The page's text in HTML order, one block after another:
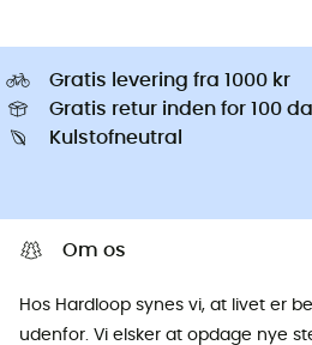
Gratis levering fra 1000 kr
Gratis retur inden for 100
Kulstofneutral
Om os
Hos Hardloop synes vi, at livet er
udenfor. Vi elsker at opdage nye